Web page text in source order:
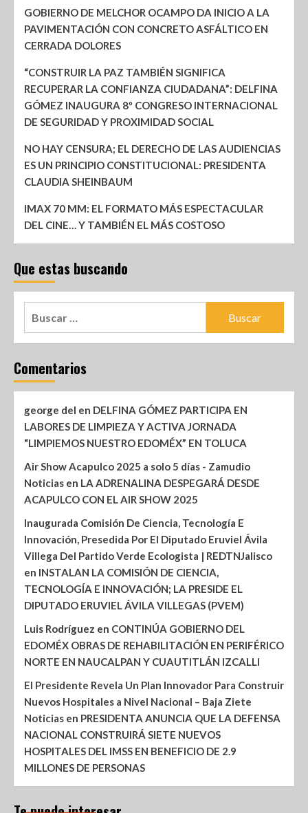
GOBIERNO DE MELCHOR OCAMPO DA INICIO A LA
PAVIMENTACIÓN CON CONCRETO ASFÁLTICO EN
CERRADA DOLORES
“CONSTRUIR LA PAZ TAMBIÉN SIGNIFICA
RECUPERAR LA CONFIANZA CIUDADANA”: DELFINA
GÓMEZ INAUGURA 8º CONGRESO INTERNACIONAL
DE SEGURIDAD Y PROXIMIDAD SOCIAL
NO HAY CENSURA; EL DERECHO DE LAS AUDIENCIAS
ES UN PRINCIPIO CONSTITUCIONAL: PRESIDENTA
CLAUDIA SHEINBAUM
IMAX 70 MM: EL FORMATO MÁS ESPECTACULAR
DEL CINE… Y TAMBIÉN EL MÁS COSTOSO
Que estas buscando
Comentarios
george del en DELFINA GÓMEZ PARTICIPA EN
LABORES DE LIMPIEZA Y ACTIVA JORNADA
“LIMPIEMOS NUESTRO EDOMÉX” EN TOLUCA
Air Show Acapulco 2025 a solo 5 días - Zamudio
Noticias en LA ADRENALINA DESPEGARÁ DESDE
ACAPULCO CON EL AIR SHOW 2025
Inaugurada Comisión De Ciencia, Tecnología E
Innovación, Presedida Por El Diputado Eruviel Ávila
Villega Del Partido Verde Ecologista | REDTNJalisco
en INSTALAN LA COMISIÓN DE CIENCIA,
TECNOLOGÍA E INNOVACIÓN; LA PRESIDE EL
DIPUTADO ERUVIEL ÁVILA VILLEGAS (PVEM)
Luis Rodríguez en CONTINÚA GOBIERNO DEL
EDOMÉX OBRAS DE REHABILITACIÓN EN PERIFÉRICO
NORTE EN NAUCALPAN Y CUAUTITLÁN IZCALLI
El Presidente Revela Un Plan Innovador Para Construir
Nuevos Hospitales a Nivel Nacional – Baja Ziete
Noticias en PRESIDENTA ANUNCIA QUE LA DEFENSA
NACIONAL CONSTRUIRÁ SIETE NUEVOS
HOSPITALES DEL IMSS EN BENEFICIO DE 2.9
MILLONES DE PERSONAS